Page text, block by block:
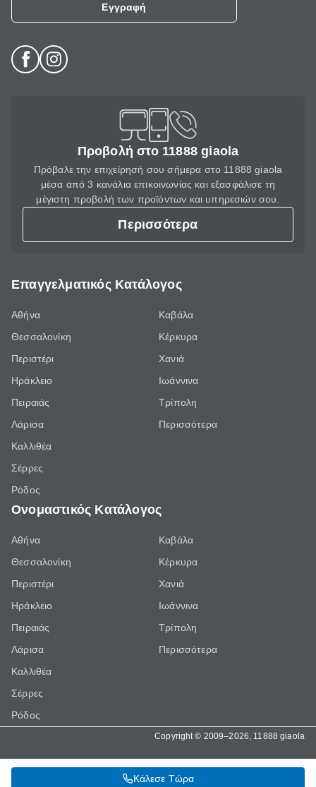
Κάλεσε Τώρα
Εγγραφή
Προβολή στο 11888 giaola
Πρόβαλε την επιχείρησή σου σήμερα στο 11888 giaola
μέσα από 3 κανάλια επικοινωνίας και εξασφάλισε τη
μέγιστη προβολή των προϊόντων και υπηρεσιών σου.
Περισσότερα
Επαγγελματικός Κατάλογος
Αθήνα
Θεσσαλονίκη
Περιστέρι
Ηράκλειο
Πειραιάς
Λάρισα
Καλλιθέα
Σέρρες
Ρόδος
Καβάλα
Κέρκυρα
Χανιά
Ιωάννινα
Τρίπολη
Περισσότερα
Ονομαστικός Κατάλογος
Αθήνα
Θεσσαλονίκη
Περιστέρι
Ηράκλειο
Πειραιάς
Λάρισα
Καλλιθέα
Σέρρες
Ρόδος
Καβάλα
Κέρκυρα
Χανιά
Ιωάννινα
Τρίπολη
Περισσότερα
Copyright © 2009–2026, 11888 giaola